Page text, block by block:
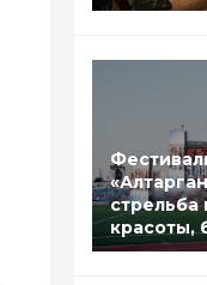
стрельба
красоты,